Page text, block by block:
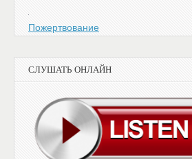
Пожертвование
СЛУШАТЬ ОНЛАЙН